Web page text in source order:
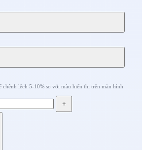
chênh lệch 5-10% so với màu hiển thị trên màn hình
+